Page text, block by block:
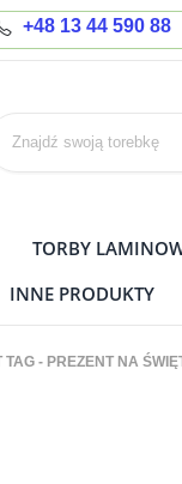
+48 13 44 590 88
TORBY
INNE PRODUKTY
TAG - PREZENT NA